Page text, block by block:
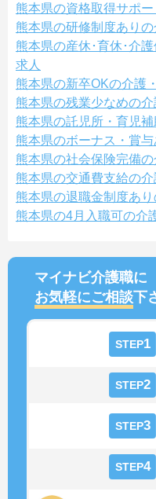
熊本県の資格取得サポ
熊本県の研修制度あり
熊本県の産休･育休･介
求人
熊本県の新卒OKの介護
熊本県の残業少なめの介
熊本県の託児所・育児
熊本県のボーナス・賞
熊本県の社会保険完備
熊本県の交通費支給の介
熊本県の退職金制度あ
熊本県の4月入職可の介
マイナビ介護職に
お気軽にご相談下
STEP1
STEP2
STEP3
STEP4